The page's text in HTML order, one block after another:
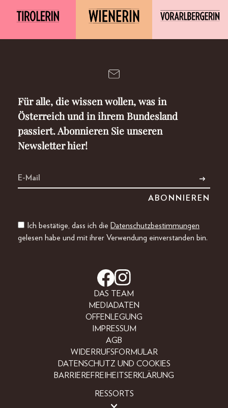
Für alle, die wissen wollen, was in
Österreich und in ihrem Bundesland
passiert. Abonnieren Sie unseren
Newsletter hier!
Ich bestätige, dass ich die Datenschutzbestimmungen
gelesen habe und mit ihrer Verwendung einverstanden bin.
DAS TEAM
MEDIADATEN
OFFENLEGUNG
IMPRESSUM
AGB
WIDERRUFSFORMULAR
DATENSCHUTZ UND COOKIES
BARRIEREFREIHEITSERKLÄRUNG
RESSORTS